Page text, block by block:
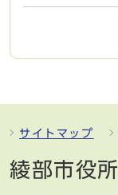
サイトマップ
綾部市役所